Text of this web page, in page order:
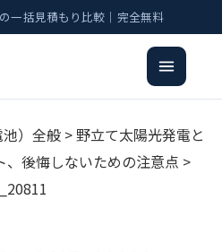
一括見積もり比較｜完全無料
）全般 >野立て太陽光発電と
後悔しないための注意点 >